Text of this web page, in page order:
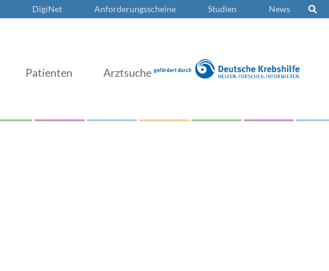
DigiNet Anforderungsscheine Studien News
Patienten Arztsuche